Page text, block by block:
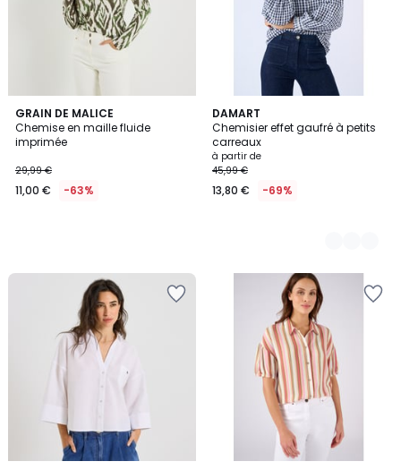
GRAIN DE MALICE
Chemise en maille fluide
imprimée
29,99 €
11,00 € -63%
DAMART
Chemisier effet gaufré à petits
carreaux
à partir de
45,99 €
13,80 € -69%
3
Couleurs